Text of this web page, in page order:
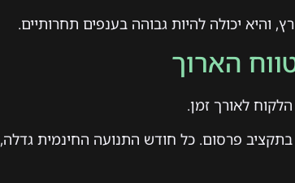
והיא יכולה להיות גבוהה בענפים תחרותיים.
הארוך
לאורך זמן.
פרסום. כל חודש התנועה החינמית גדלה,